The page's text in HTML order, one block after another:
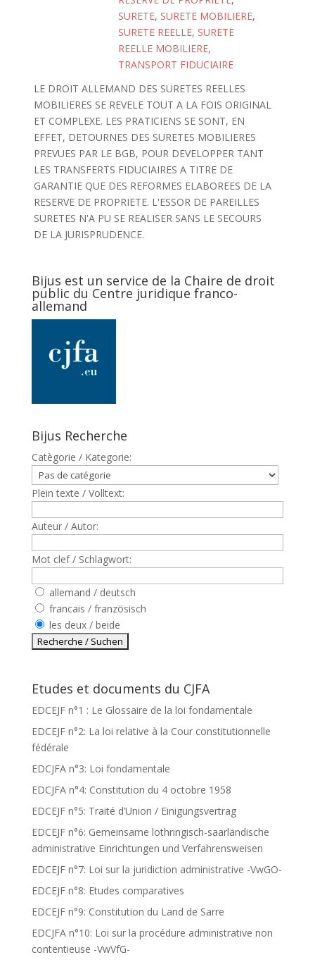
SURETE, SURETE MOBILIERE,
SURETE REELLE, SURETE
REELLE MOBILIERE,
TRANSPORT FIDUCIAIRE
LE DROIT ALLEMAND DES SURETES REELLES
MOBILIERES SE REVELE TOUT A LA FOIS ORIGINAL
ET COMPLEXE. LES PRATICIENS SE SONT, EN
EFFET, DETOURNES DES SURETES MOBILIERES
PREVUES PAR LE BGB, POUR DEVELOPPER TANT
LES TRANSFERTS FIDUCIAIRES A TITRE DE
GARANTIE QUE DES REFORMES ELABOREES DE LA
RESERVE DE PROPRIETE. L'ESSOR DE PAREILLES
SURETES N'A PU SE REALISER SANS LE SECOURS
DE LA JURISPRUDENCE.
Bijus est un service de la Chaire de droit
public du Centre juridique franco-
allemand
Bijus Recherche
Catègorie / Kategorie:
Plein texte / Volltext:
Auteur / Autor:
Mot clef / Schlagwort:
allemand / deutsch
francais / französisch
les deux / beide
Etudes et documents du CJFA
EDCEJF n°1 : Le Glossaire de la loi fondamentale
EDCEJF n°2: La loi relative à la Cour constitutionnelle
fédérale
EDCJFA n°3: Loi fondamentale
EDCJFA n°4: Constitution du 4 octobre 1958
EDCEJF n°5: Traité d’Union / Einigungsvertrag
EDCEJF n°6: Gemeinsame lothringisch-saarländische
administrative Einrichtungen und Verfahrensweisen
EDCEJF n°7: Loi sur la juridiction administrative -VwGO-
EDCEJF n°8: Etudes comparatives
EDCEJF n°9: Constitution du Land de Sarre
EDCJFA n°10: Loi sur la procédure administrative non
contentieuse -VwVfG-